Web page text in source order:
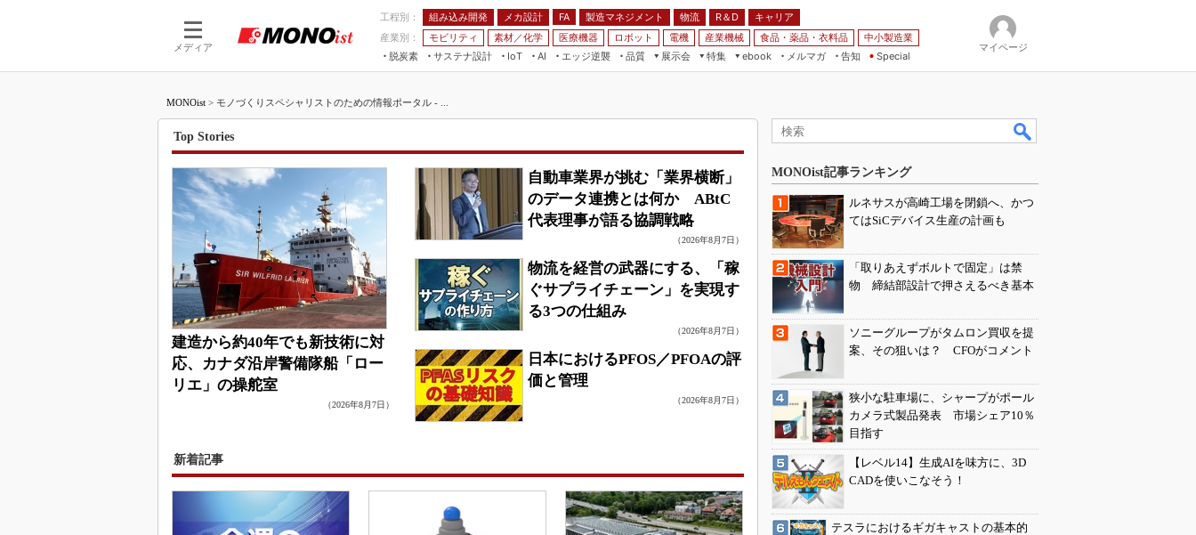
メディア
工程別： 組み込み開発 メカ設計 FA 製造マネジメント 物流 R＆D
キャリア
産業別：
モビリティ 素材／化学 医療機器 ロボット 電機 産業機械 食品・薬品・衣料品
中小製造業
脱炭素
サステナ設計
IoT
つながる工場
AI
AI×設備保全
エッジ逆襲 品質
展示会
IIFES
国際ロボット展
ジャパンモビリティショー
人テク展
スマート工場EXPO
EdgeTech+
日本ものづくりワールド
AUTOMOTIVE WORLD
産業オープンネット展
特集
フィールドサービス
FPGA
組み込みモデリング
Windows Embedded
車載ソフト開発
ISO26262
無償設計ツール
イノベーション
ebook
モビリティ
素材／化学
メルマガ
告知 Special
マイページ
MONOist > モノづくりスペシャリストのための情報ポータル - ...
Top Stories
建造から約40年でも新技術に対
応、カナダ沿岸警備隊船「ロー
リエ」の操舵室
（2026年8月7日）
自動車業界が挑む「業界横断」
のデータ連携とは何か ABtC
代表理事が語る協調戦略
（2026年8月7日）
物流を経営の武器にする、「稼
ぐサプライチェーン」を実現す
る3つの仕組み
（2026年8月7日）
日本におけるPFOS／PFOAの評
価と管理
（2026年8月7日）
新着記事
MONOist記事ランキング
ルネサスが高崎工場を閉鎖へ、かつ
てはSiCデバイス生産の計画も
「取りあえずボルトで固定」は禁
物 締結部設計で押さえるべき基本
ソニーグループがタムロン買収を提
案、その狙いは？ CFOがコメント
狭小な駐車場に、シャープがポール
カメラ式製品発表 市場シェア10％
目指す
【レベル14】生成AIを味方に、3D
CADを使いこなそう！
テスラにおけるギガキャストの基本的